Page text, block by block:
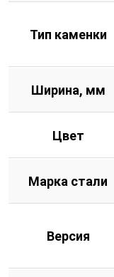
Тип каменки
Ширина, мм
Цвет
Марка стали
Версия